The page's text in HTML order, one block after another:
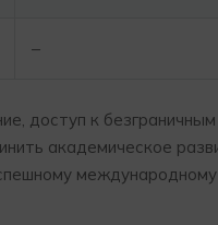
–
доступ к
академическое